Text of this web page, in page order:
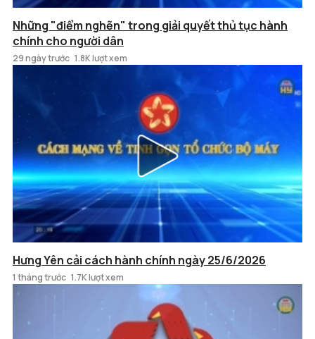
Những "điểm nghẽn" trong giải quyết thủ tục hành
chính cho người dân
29 ngày trước 1.8K lượt xem
Hưng Yên cải cách hành chính ngày 25/6/2026
1 tháng trước 1.7K lượt xem